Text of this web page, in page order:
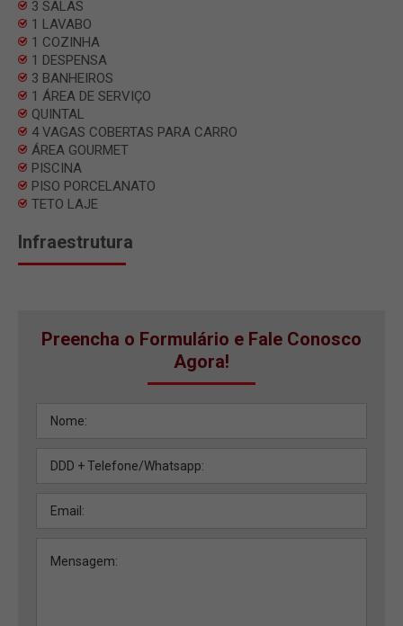
3 SALAS
1 LAVABO
1 COZINHA
1 DESPENSA
3 BANHEIROS
1 ÁREA DE SERVIÇO
QUINTAL
4 VAGAS COBERTAS PARA CARRO
ÁREA GOURMET
PISCINA
PISO PORCELANATO
TETO LAJE
Infraestrutura
Preencha o Formulário e Fale Conosco
Agora!